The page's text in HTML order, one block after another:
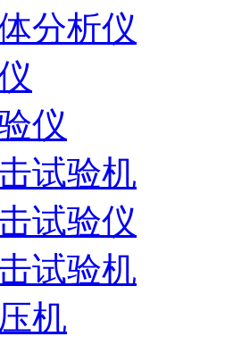
分析仪
仪
试验机
试验仪
试验机
机